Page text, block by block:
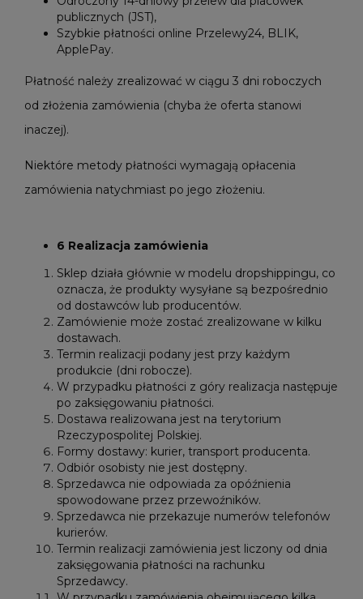
publicznych (JST),
Szybkie płatności online Przelewy24, BLIK,
ApplePay.
Płatność należy zrealizować w ciągu 3 dni roboczych
od złożenia zamówienia (chyba że oferta stanowi
inaczej).
Niektóre metody płatności wymagają opłacenia
zamówienia natychmiast po jego złożeniu.
6 Realizacja zamówienia
Sklep działa głównie w modelu dropshippingu, co
oznacza, że produkty wysyłane są bezpośrednio
od dostawców lub producentów.
Zamówienie może zostać zrealizowane w kilku
dostawach.
Termin realizacji podany jest przy każdym
produkcie (dni robocze).
W przypadku płatności z góry realizacja następuje
po zaksięgowaniu płatności.
Dostawa realizowana jest na terytorium
Rzeczypospolitej Polskiej.
Formy dostawy: kurier, transport producenta.
Odbiór osobisty nie jest dostępny.
Sprzedawca nie odpowiada za opóźnienia
spowodowane przez przewoźników.
Sprzedawca nie przekazuje numerów telefonów
kurierów.
Termin realizacji zamówienia jest liczony od dnia
zaksięgowania płatności na rachunku
Sprzedawcy.